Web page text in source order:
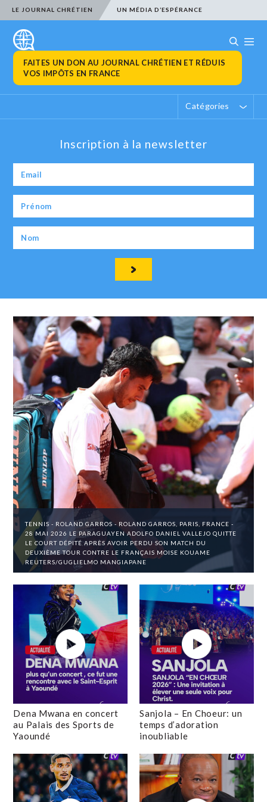
LE JOURNAL CHRÉTIEN UN MÉDIA D’ESPÉRANCE
FAITES UN DON AU JOURNAL CHRÉTIEN ET RÉDUIS
VOS IMPÔTS EN FRANCE
Catégories
Inscription à la newsletter
TENNIS - ROLAND GARROS - ROLAND GARROS, PARIS, FRANCE -
28 MAI 2026 LE PARAGUAYEN ADOLFO DANIEL VALLEJO QUITTE
LE COURT DÉPITÉ APRÈS AVOIR PERDU SON MATCH DU
DEUXIÈME TOUR CONTRE LE FRANÇAIS MOISE KOUAME
REUTERS/GUGLIELMO MANGIAPANE
Dena Mwana en concert
au Palais des Sports de
Yaoundé
Sanjola – En Choeur: un
temps d’adoration
inoubliable